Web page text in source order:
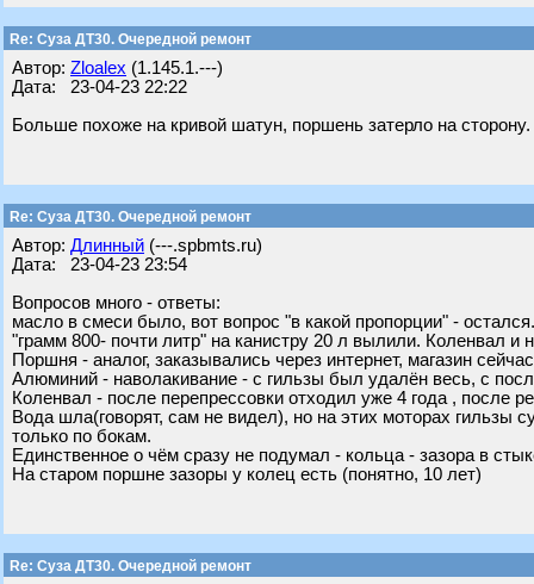
Re: Суза ДТ30. Очередной ремонт
Автор: Zloalex (1.145.1.---)
Дата: 23-04-23 22:22
Больше похоже на кривой шатун, поршень затерло на сторону.
Re: Суза ДТ30. Очередной ремонт
Автор: Длинный (---.spbmts.ru)
Дата: 23-04-23 23:54
Вопросов много - ответы:
масло в смеси было, вот вопрос "в какой пропорции" -
"грамм 800- почти литр" на канистру 20 л вылили. Коленвал
Поршня - аналог, заказывались через интернет, магазин
Алюминий - наволакивание - с гильзы был удалён весь, с
Коленвал - после перепрессовки отходил уже 4 года , после
Вода шла(говорят, сам не видел), но на этих моторах
только по бокам.
Единственное о чём сразу не подумал - кольца - зазора в
На старом поршне зазоры у колец есть (понятно, 10 лет)
Re: Суза ДТ30. Очередной ремонт